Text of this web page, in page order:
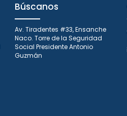
Búscanos
Av. Tiradentes #33, Ensanche
Naco. Torre de la Seguridad
Social Presidente Antonio
Guzmán